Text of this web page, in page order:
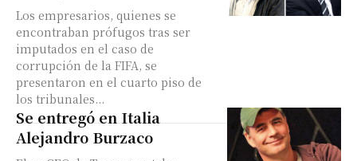
Los empresarios, quienes se
encontraban prófugos tras ser
imputados en el caso de
corrupción de la FIFA, se
presentaron en el cuarto piso de
los tribunales...
Se entregó en Italia
Alejandro Burzaco